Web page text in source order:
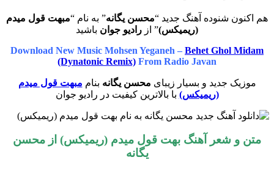
هم اکنون شنوده آهنگ جدید “محسن یگانه” به نام “مبهت قول میدم
(ریمیکس)” از رادیو جوان باشید
Download New Music Mohsen Yeganeh – Behet Ghol Midam
(Dynatonic Remix) From Radio Javan
موزیک جدید و بسیار زیبای محسن یگانه بنام مبهت قول میدم
(ریمیکس) با بالاترین کیفیت در رادیو جوان
متن و شعر آهنگ بهت قول میدم (ریمیکس) از محسن
یگانه